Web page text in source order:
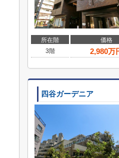
所在階
価格
3階
2,980万
四谷ガーデニア